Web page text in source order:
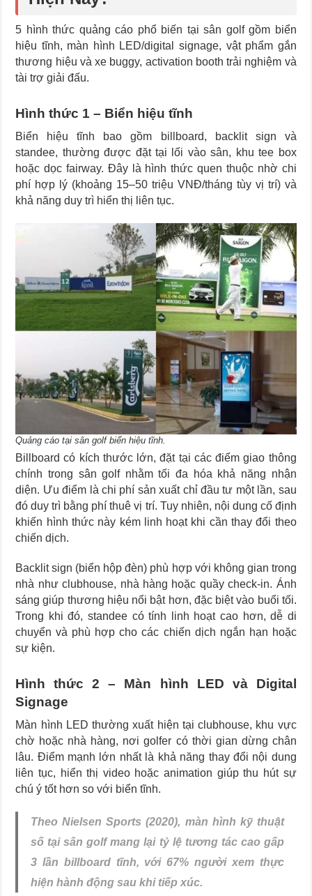
5 hình thức quảng cáo phổ biến tại sân golf gồm biển
hiệu tĩnh, màn hình LED/digital signage, vật phẩm gắn
thương hiệu và xe buggy, activation booth trải nghiệm và
tài trợ giải đấu.
Hình thức 1 – Biển hiệu tĩnh
Biển hiệu tĩnh bao gồm billboard, backlit sign và
standee, thường được đặt tại lối vào sân, khu tee box
hoặc dọc fairway. Đây là hình thức quen thuộc nhờ chi
phí hợp lý (khoảng 15–50 triệu VNĐ/tháng tùy vị trí) và
khả năng duy trì hiển thị liên tục.
Quảng cáo tại sân golf biển hiệu tĩnh.
Billboard có kích thước lớn, đặt tại các điểm giao thông
chính trong sân golf nhằm tối đa hóa khả năng nhận
diện. Ưu điểm là chi phí sản xuất chỉ đầu tư một lần, sau
đó duy trì bằng phí thuê vị trí. Tuy nhiên, nội dung cố định
khiến hình thức này kém linh hoạt khi cần thay đổi theo
chiến dịch.
Backlit sign (biển hộp đèn) phù hợp với không gian trong
nhà như clubhouse, nhà hàng hoặc quầy check-in. Ánh
sáng giúp thương hiệu nổi bật hơn, đặc biệt vào buổi tối.
Trong khi đó, standee có tính linh hoạt cao hơn, dễ di
chuyển và phù hợp cho các chiến dịch ngắn hạn hoặc
sự kiện.
Hình thức 2 – Màn hình LED và Digital
Signage
Màn hình LED thường xuất hiện tại clubhouse, khu vực
chờ hoặc nhà hàng, nơi golfer có thời gian dừng chân
lâu. Điểm mạnh lớn nhất là khả năng thay đổi nội dung
liên tục, hiển thị video hoặc animation giúp thu hút sự
chú ý tốt hơn so với biển tĩnh.
Theo Nielsen Sports (2020), màn hình kỹ thuật
số tại sân golf mang lại tỷ lệ tương tác cao gấp
3 lần billboard tĩnh, với 67% người xem thực
hiện hành động sau khi tiếp xúc.